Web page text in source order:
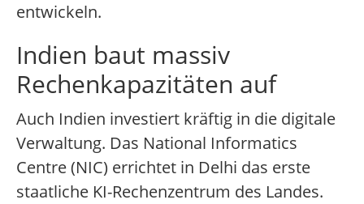
entwickeln.
Indien baut massiv
Rechenkapazitäten auf
Auch Indien investiert kräftig in die digitale
Verwaltung. Das National Informatics
Centre (NIC) errichtet in Delhi das erste
staatliche KI-Rechenzentrum des Landes.